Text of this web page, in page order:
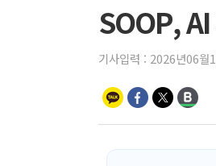
SOOP, AI
기사입력 : 2026년06월